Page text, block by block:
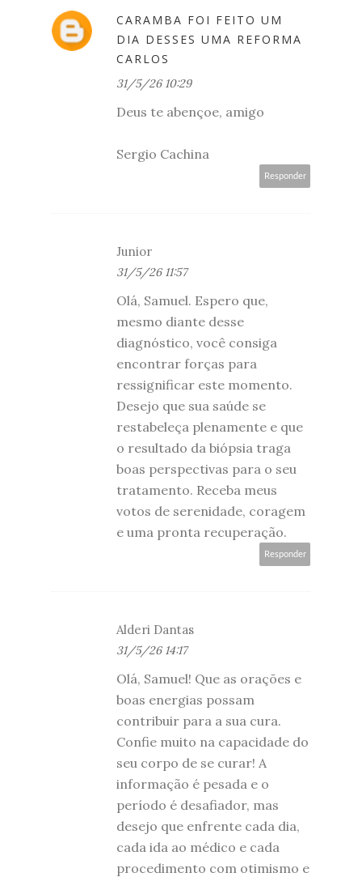
CARAMBA FOI FEITO UM
DIA DESSES UMA REFORMA
CARLOS
31/5/26 10:29
Deus te abençoe, amigo
Sergio Cachina
Responder
Junior
31/5/26 11:57
Olá, Samuel. Espero que,
mesmo diante desse
diagnóstico, você consiga
encontrar forças para
ressignificar este momento.
Desejo que sua saúde se
restabeleça plenamente e que
o resultado da biópsia traga
boas perspectivas para o seu
tratamento. Receba meus
votos de serenidade, coragem
e uma pronta recuperação.
Responder
Alderi Dantas
31/5/26 14:17
Olá, Samuel! Que as orações e
boas energias possam
contribuir para a sua cura.
Confie muito na capacidade do
seu corpo de se curar! A
informação é pesada e o
período é desafiador, mas
desejo que enfrente cada dia,
cada ida ao médico e cada
procedimento com otimismo e